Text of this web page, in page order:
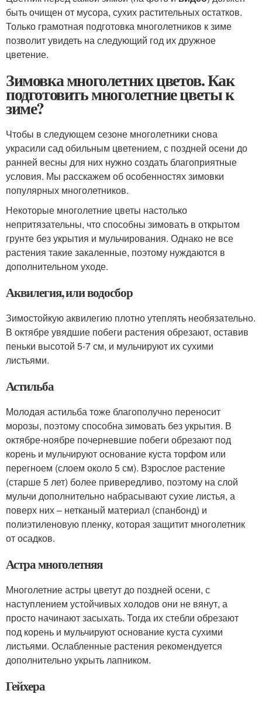
быть очищен от мусора, сухих растительных остатков.
Только грамотная подготовка многолетников к зиме
позволит увидеть на следующий год их дружное
цветение.
Зимовка многолетних цветов. Как
подготовить многолетние цветы к
зиме?
Чтобы в следующем сезоне многолетники снова
украсили сад обильным цветением, с поздней осени до
ранней весны для них нужно создать благоприятные
условия. Мы расскажем об особенностях зимовки
популярных многолетников.
Некоторые многолетние цветы настолько
непритязательны, что способны зимовать в открытом
грунте без укрытия и мульчирования. Однако не все
растения такие закаленные, поэтому нуждаются в
дополнительном уходе.
Аквилегия, или водосбор
Зимостойкую аквилегию плотно утеплять необязательно.
В октябре увядшие побеги растения обрезают, оставив
пеньки высотой 5-7 см, и мульчируют их сухими
листьями.
Астильба
Молодая астильба тоже благополучно переносит
морозы, поэтому способна зимовать без укрытия. В
октябре-ноябре почерневшие побеги обрезают под
корень и мульчируют основание куста торфом или
перегноем (слоем около 5 см). Взрослое растение
(старше 5 лет) более привередливо, поэтому на слой
мульчи дополнительно набрасывают сухие листья, а
поверх них – нетканый материал (спанбонд) и
полиэтиленовую пленку, которая защитит многолетник
от осадков.
Астра многолетняя
Многолетние астры цветут до поздней осени, с
наступлением устойчивых холодов они не вянут, а
просто начинают засыхать. Тогда их стебли обрезают
под корень и мульчируют основание куста сухими
листьями. Ослабленные растения рекомендуется
дополнительно укрыть лапником.
Гейхера